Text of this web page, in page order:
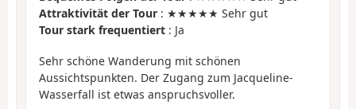
Attraktivität der Tour : ★★★★★ Sehr gut
Tour stark frequentiert : Ja
Sehr schöne Wanderung mit schönen
Aussichtspunkten. Der Zugang zum Jacqueline-
Wasserfall ist etwas anspruchsvoller.